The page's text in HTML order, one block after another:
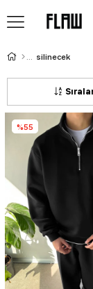
silinecek
%55